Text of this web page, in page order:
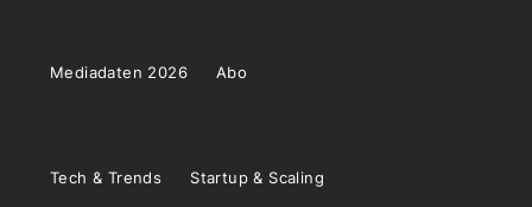
Mediadaten 2026 Abo
Tech & Trends Startup & Scaling